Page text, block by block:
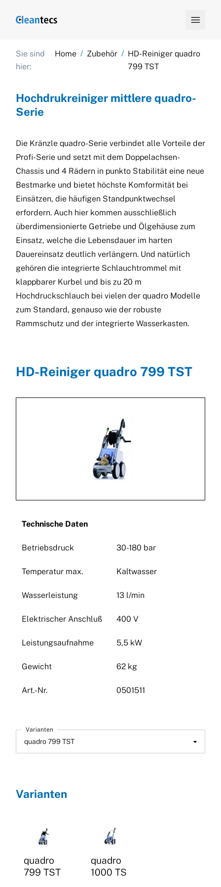

Sie sind
hier:
Home / Zubehör / HD-Reiniger quadro
799 TST
Hochdrukreiniger mittlere quadro-
Serie
Die Kränzle quadro-Serie verbindet alle Vorteile der
Profi-Serie und setzt mit dem Doppelachsen-
Chassis und 4 Rädern in punkto Stabilität eine neue
Bestmarke und bietet höchste Komformität bei
Einsätzen, die häufigen Standpunktwechsel
erfordern. Auch hier kommen ausschließlich
überdimensionierte Getriebe und Ölgehäuse zum
Einsatz, welche die Lebensdauer im harten
Dauereinsatz deutlich verlängern. Und natürlich
gehören die integrierte Schlauchtrommel mit
klappbarer Kurbel und bis zu 20 m
Hochdruckschlauch bei vielen der quadro Modelle
zum Standard, genauso wie der robuste
Rammschutz und der integrierte Wasserkasten.
HD-Reiniger quadro 799 TST
Technische Daten
Betriebsdruck 30-180 bar
Temperatur max. Kaltwasser
Wasserleistung 13 l/min
Elektrischer Anschluß 400 V
Leistungsaufnahme 5,5 kW
Gewicht 62 kg
Art.-Nr. 0501511
Varianten
Varianten
quadro
799 TST
quadro
1000 TS